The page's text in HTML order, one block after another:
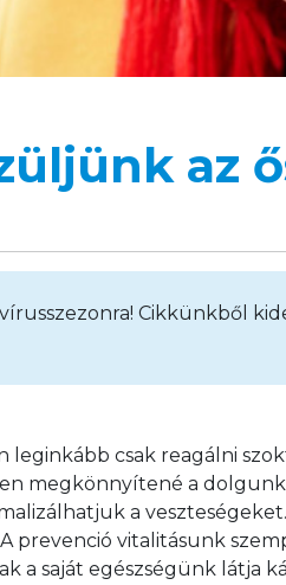
az
Cikkünkből
leginkább csak reagálni
megkönnyítené a
a
prevenció vitalitásunk
a saját egészségünk látja